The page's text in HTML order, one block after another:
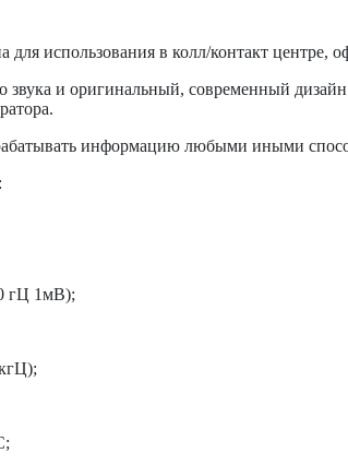
использования в колл/контакт центре,
звука и оригинальный, современный
информацию любыми иными
гЦ 1мВ);